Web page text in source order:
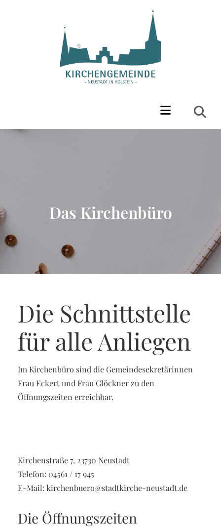
Das Kirchenbüro
Die Schnittstelle
für alle Anliegen
Im Kirchenbüro sind die Gemeindesekretärinnen
Frau Eckert und Frau Glöckner zu den
Öffnungszeiten erreichbar.
Kirchenstraße 7, 23730 Neustadt
Telefon: 04561 / 17 945
E-Mail: kirchenbuero@stadtkirche-neustadt.de
Die Öffnungszeiten